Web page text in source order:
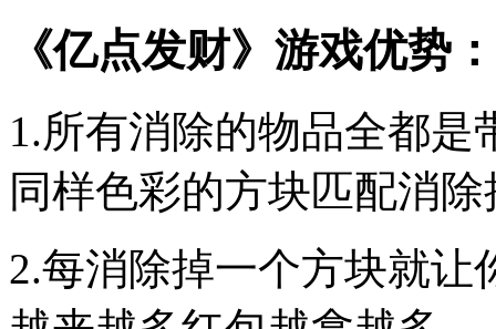
《亿点发财》游戏优势：
1.所有消除的物品全都
同样色彩的方块匹配消除
2.每消除掉一个方块就